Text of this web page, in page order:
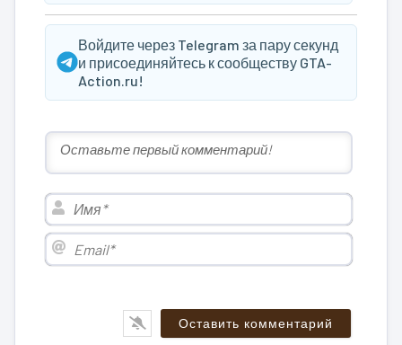
Войдите через Telegram за пару секунд
и присоединяйтесь к сообществу GTA-
Action.ru!
Имя*
Email*